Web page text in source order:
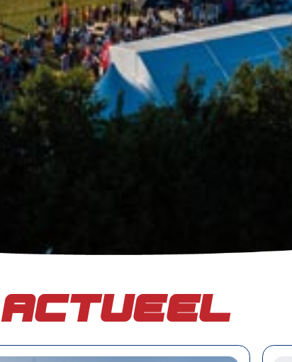
Actueel